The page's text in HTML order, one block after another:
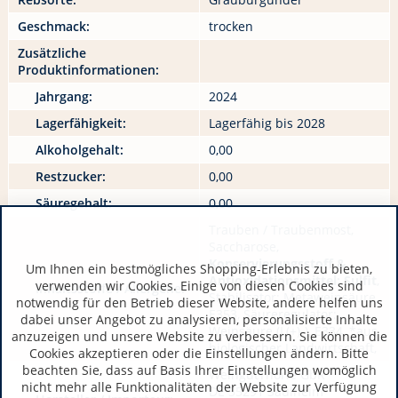
Geschmack:
trocken
Zusätzliche
Produktinformationen:
Jahrgang:
2024
Lagerfähigkeit:
Lagerfähig bis 2028
Alkoholgehalt:
0,00
Restzucker:
0,00
Säuregehalt:
0,00
Inhaltsstoffe / Allergene:
Konservierungsstoff &
Antioxidationsmittel: Sulfit
Stabilisator: Metaweinsäure,
E353, Säureregulator:
Weinsäure (L(+)-), E334, *aus
biologischer Landwirtschaft,
WeingutThörle GbR
DE 55291 Saulheim
Um Ihnen ein bestmögliches Shopping-Erlebnis zu bieten,
verwenden wir Cookies. Einige von diesen Cookies sind
notwendig für den Betrieb dieser Website, andere helfen uns
dabei unser Angebot zu analysieren, personalisierte Inhalte
anzuzeigen und unsere Website zu verbessern. Sie können die
Cookies akzeptieren oder die Einstellungen ändern. Bitte
beachten Sie, dass auf Basis Ihrer Einstellungen womöglich
nicht mehr alle Funktionalitäten der Website zur Verfügung